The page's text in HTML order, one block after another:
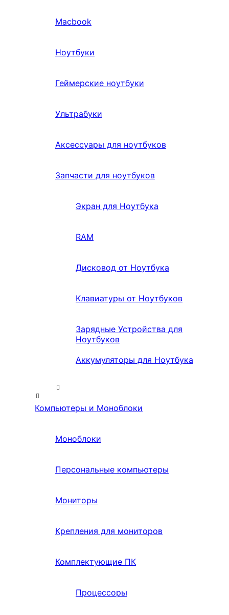
Macbook
Ноутбуки
Геймерские ноутбуки
Ультрабуки
Аксессуары для ноутбуков
Запчасти для ноутбуков
Экран для Ноутбука
RAM
Дисковод от Ноутбука
Клавиатуры от Ноутбуков
Зарядные Устройства для
Ноутбуков
Аккумуляторы для Ноутбука
Компьютеры и Моноблоки
Моноблоки
Персональные компьютеры
Мониторы
Крепления для мониторов
Комплектующие ПК
Процессоры